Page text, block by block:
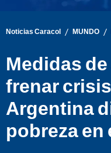
Noticias Caracol / MUNDO /
Medidas
frenar
Argentina
pobreza en